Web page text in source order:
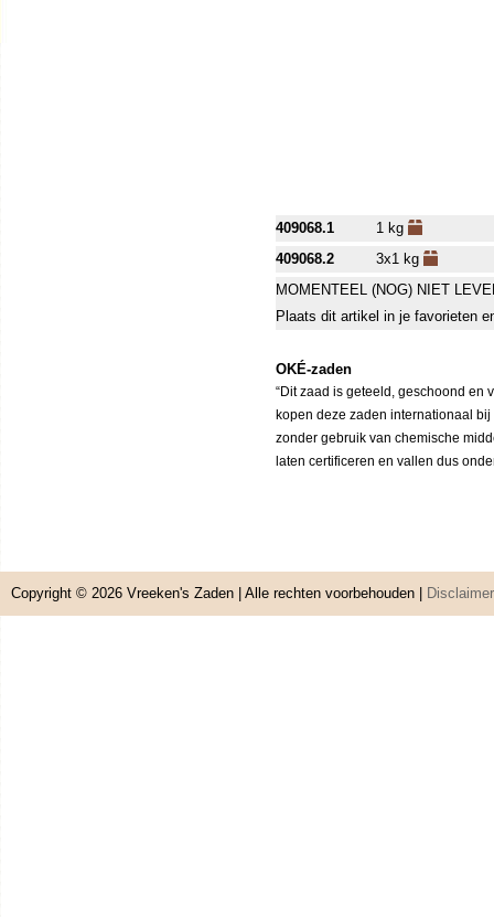
409068.1
1 kg
409068.2
3x1 kg
MOMENTEEL (NOG) NIET
Plaats dit artikel in je favorieten
OKÉ-zaden
“Dit zaad is geteeld, geschoond en
kopen deze zaden internationaal
zonder gebruik van chemische
laten certificeren en vallen dus
Copyright © 2026 Vreeken's Zaden | Alle rechten voorbehouden | Disclaimer